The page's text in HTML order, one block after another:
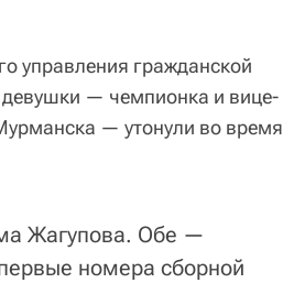
управления гражданской
— чемпионка и вице-
— утонули во время
Жагупова. Обе —
номера сборной